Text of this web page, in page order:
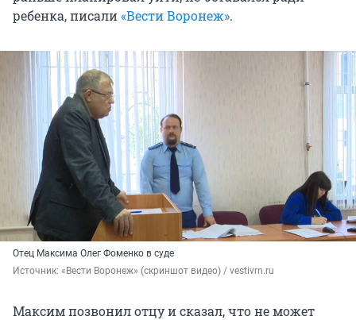
ребенка, писали«Вести Воронеж».
Отец Максима Олег Фоменко в суде
Источник: «Вести Воронеж» (скриншот видео) / vestivrn.ru
Максим позвонил отцу и сказал, что не может